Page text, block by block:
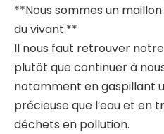
**Nous sommes un
du vivant.**
Il nous faut retrouver
plutôt que continuer à
notamment en gaspillant
précieuse que l’eau et en
déchets en pollution.